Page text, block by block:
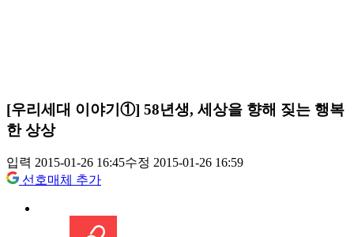
[우리세대 이야기①] 58년생, 세상을 향해 짖는 행복
한 상상
입력 2015-01-26 16:45수정 2015-01-26 16:59
선호매체 추가